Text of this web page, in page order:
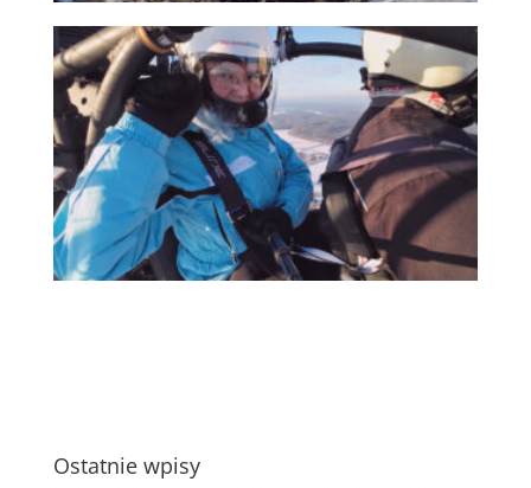
Ostatnie wpisy